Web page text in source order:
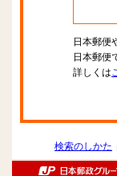
日本郵便
日本郵便
詳しくは
検索のしかた